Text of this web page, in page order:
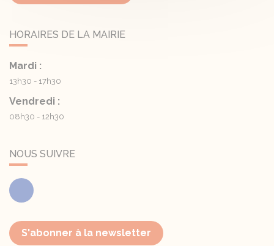
HORAIRES DE LA MAIRIE
Mardi :
13h30 - 17h30
Vendredi :
08h30 - 12h30
NOUS SUIVRE
Facebook
S'abonner à la newsletter